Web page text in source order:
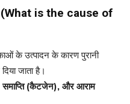
is the cause of
के उत्पादन के कारण पुरानी
जाता है।
समाप्ति(कैटजेन), और आराम